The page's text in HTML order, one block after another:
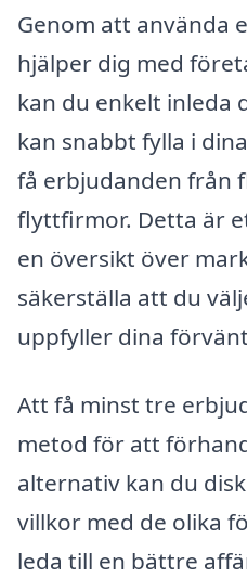
Genom att använda
hjälper dig med
kan du enkelt inleda
kan snabbt fylla i
få erbjudanden från
flyttfirmor. Detta är
en översikt över
säkerställa att du
uppfyller dina
Att få minst tre
metod för att
alternativ kan du
villkor med de olika
leda till en bättre